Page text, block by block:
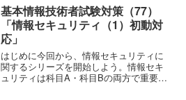
内容そのものの説明はありません。当ブ
ログの趣旨は、学びへの...
基本情報技術者試験対策（77）
「情報セキュリティ（1）初動対
応」
はじめに今回から、情報セキュリティに
関するシリーズを開始しよう。情報セキ
ュリティは科目A・科目Bの両方で重要分